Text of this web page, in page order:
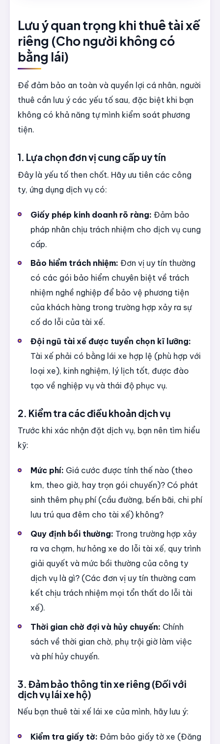
Lưu ý quan trọng khi thuê tài xế
riêng (Cho người không có
bằng lái)
Để đảm bảo an toàn và quyền lợi cá nhân, người
thuê cần lưu ý các yếu tố sau, đặc biệt khi bạn
không có khả năng tự mình kiểm soát phương
tiện.
1. Lựa chọn đơn vị cung cấp uy tín
Đây là yếu tố then chốt. Hãy ưu tiên các công
ty, ứng dụng dịch vụ có:
Giấy phép kinh doanh rõ ràng: Đảm bảo
pháp nhân chịu trách nhiệm cho dịch vụ cung
cấp.
Bảo hiểm trách nhiệm: Đơn vị uy tín thường
có các gói bảo hiểm chuyên biệt về trách
nhiệm nghề nghiệp để bảo vệ phương tiện
của khách hàng trong trường hợp xảy ra sự
cố do lỗi của tài xế.
Đội ngũ tài xế được tuyển chọn kĩ lưỡng:
Tài xế phải có bằng lái xe hợp lệ (phù hợp với
loại xe), kinh nghiệm, lý lịch tốt, được đào
tạo về nghiệp vụ và thái độ phục vụ.
2. Kiểm tra các điều khoản dịch vụ
Trước khi xác nhận đặt dịch vụ, bạn nên tìm hiểu
kỹ:
Mức phí: Giá cước được tính thế nào (theo
km, theo giờ, hay trọn gói chuyến)? Có phát
sinh thêm phụ phí (cầu đường, bến bãi, chi phí
lưu trú qua đêm cho tài xế) không?
Quy định bồi thường: Trong trường hợp xảy
ra va chạm, hư hỏng xe do lỗi tài xế, quy trình
giải quyết và mức bồi thường của công ty
dịch vụ là gì? (Các đơn vị uy tín thường cam
kết chịu trách nhiệm mọi tổn thất do lỗi tài
xế).
Thời gian chờ đợi và hủy chuyến: Chính
sách về thời gian chờ, phụ trội giờ làm việc
và phí hủy chuyến.
3. Đảm bảo thông tin xe riêng (Đối với
dịch vụ lái xe hộ)
Nếu bạn thuê tài xế lái xe của mình, hãy lưu ý:
Kiểm tra giấy tờ: Đảm bảo giấy tờ xe (Đăng